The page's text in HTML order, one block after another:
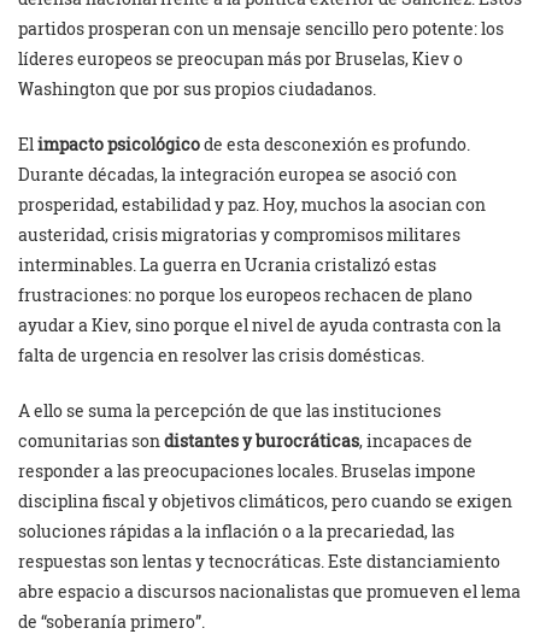
partidos prosperan con un mensaje sencillo pero potente: los
líderes europeos se preocupan más por Bruselas, Kiev o
Washington que por sus propios ciudadanos.
El impacto psicológicode esta desconexión es profundo.
Durante décadas, la integración europea se asoció con
prosperidad, estabilidad y paz. Hoy, muchos la asocian con
austeridad, crisis migratorias y compromisos militares
interminables. La guerra en Ucrania cristalizó estas
frustraciones: no porque los europeos rechacen de plano
ayudar a Kiev, sino porque el nivel de ayuda contrasta con la
falta de urgencia en resolver las crisis domésticas.
A ello se suma la percepción de que las instituciones
comunitarias son distantes y burocráticas, incapaces de
responder a las preocupaciones locales. Bruselas impone
disciplina fiscal y objetivos climáticos, pero cuando se exigen
soluciones rápidas a la inflación o a la precariedad, las
respuestas son lentas y tecnocráticas. Este distanciamiento
abre espacio a discursos nacionalistas que promueven el lema
de “soberanía primero”.